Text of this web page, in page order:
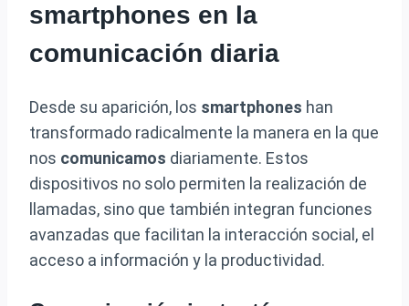
smartphones en la
comunicación diaria
Desde su aparición, los smartphones han
transformado radicalmente la manera en la que
nos comunicamos diariamente. Estos
dispositivos no solo permiten la realización de
llamadas, sino que también integran funciones
avanzadas que facilitan la interacción social, el
acceso a información y la productividad.